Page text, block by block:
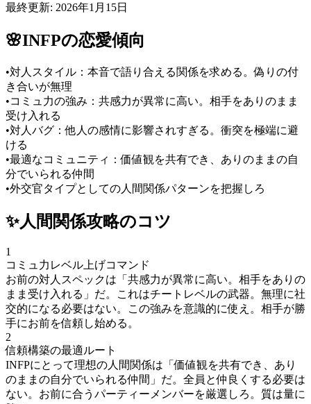
最終更新: 2026年1月15日
🌸INFPの恋愛傾向
•対人スタイル：本音で語り合える関係を求める。偽りの付
き合いが無理
•コミュ力の強み：共感力が異常に高い。相手をありのまま
受け入れる
•対人バグ：他人の感情に影響されすぎる。衝突を極端に避
ける
•最適なコミュニティ：価値観を共有でき、ありのままの自
分でいられる仲間
•外交官タイプとしての人間関係パターンを把握しろ
✨人間関係攻略のコツ
1
コミュ力レベル上げコマンド
お前の対人スペックは「共感力が異常に高い。相手をありの
まま受け入れる」だ。これはチートレベルの武器。無理に社
交的になる必要はない。この強みを意識的に使え。相手が勝
手にお前を信頼し始める。
2
信頼構築の最適ルート
INFPにとって理想の人間関係は「価値観を共有でき、あり
のままの自分でいられる仲間」だ。全員と仲良くする必要は
ない。お前に合うパーティーメンバーを厳選しろ。質は量に